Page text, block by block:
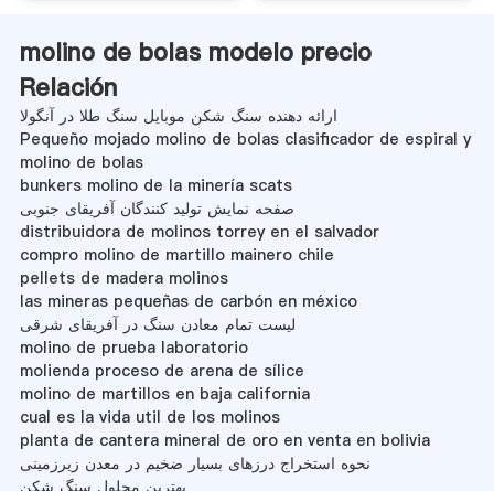
molino de bolas modelo precio
Relación
ارائه دهنده سنگ شکن موبایل سنگ طلا در آنگولا
Pequeño mojado molino de bolas clasificador de espiral y
molino de bolas
bunkers molino de la minería scats
صفحه نمایش تولید کنندگان آفریقای جنوبی
distribuidora de molinos torrey en el salvador
compro molino de martillo mainero chile
pellets de madera molinos
las mineras pequeñas de carbón en méxico
لیست تمام معادن سنگ در آفریقای شرقی
molino de prueba laboratorio
molienda proceso de arena de sílice
molino de martillos en baja california
cual es la vida util de los molinos
planta de cantera mineral de oro en venta en bolivia
نحوه استخراج درزهای بسیار ضخیم در معدن زیرزمینی
بهترین محلول سنگ شکن